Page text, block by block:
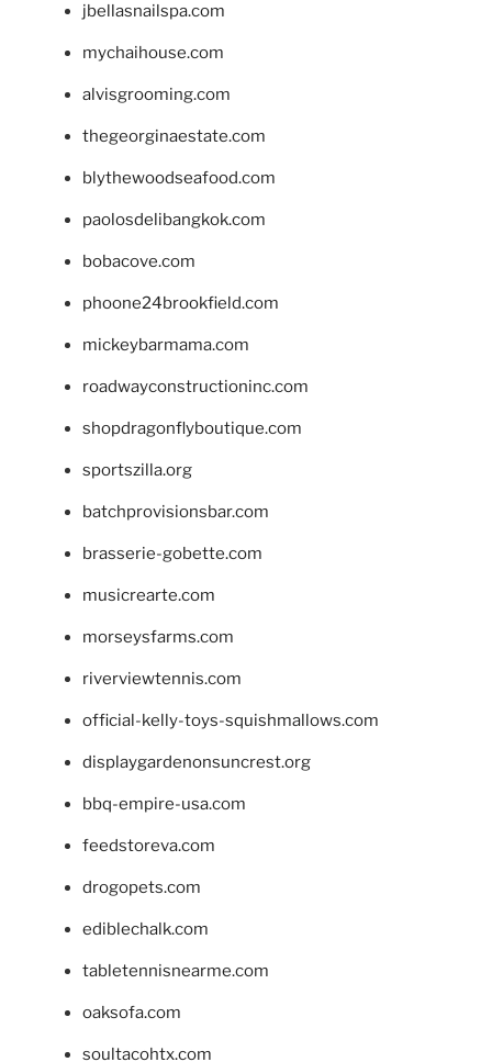
jbellasnailspa.com
mychaihouse.com
alvisgrooming.com
thegeorginaestate.com
blythewoodseafood.com
paolosdelibangkok.com
bobacove.com
phoone24brookfield.com
mickeybarmama.com
roadwayconstructioninc.com
shopdragonflyboutique.com
sportszilla.org
batchprovisionsbar.com
brasserie-gobette.com
musicrearte.com
morseysfarms.com
riverviewtennis.com
official-kelly-toys-squishmallows.com
displaygardenonsuncrest.org
bbq-empire-usa.com
feedstoreva.com
drogopets.com
ediblechalk.com
tabletennisnearme.com
oaksofa.com
soultacohtx.com